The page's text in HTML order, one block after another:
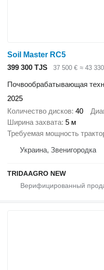
Soil Master RC5
399 300 TJS
37 500 € ≈ 43
Почвообрабатывающая
2025
Количество дисков 40
Ширина захвата 5 м
Требуемая мощность
Украина, Звенигородка
TRIDAAGRO NEW